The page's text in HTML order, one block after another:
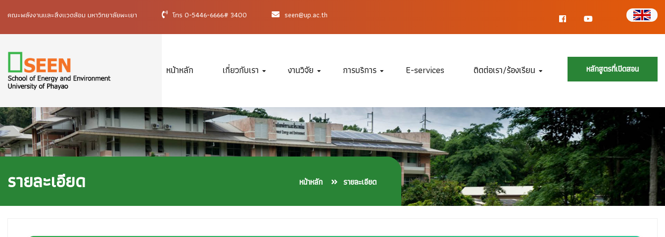
คณะพลังงานและสิ่งแวดล้อม มหาวิทยาลัยพะเยา โทร 0-5446-6666# 3400 seen@up.ac.th f y
หน้าหลัก เกี่ยวกับเรา งานวิจัย การบริการ E-services ติดต่อเรา/ร้องเรียน หลักสูตรที่เปิดสอน
รายละเอียด หน้าหลัก รายละเอียด